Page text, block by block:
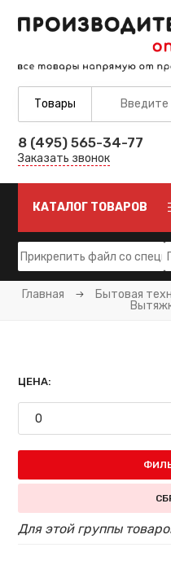
8 (495) 565-34-77
Заказать звонок
КАТАЛОГ ТОВАРОВ
Главная Бытовая
ЦЕНА:
Для этой группы